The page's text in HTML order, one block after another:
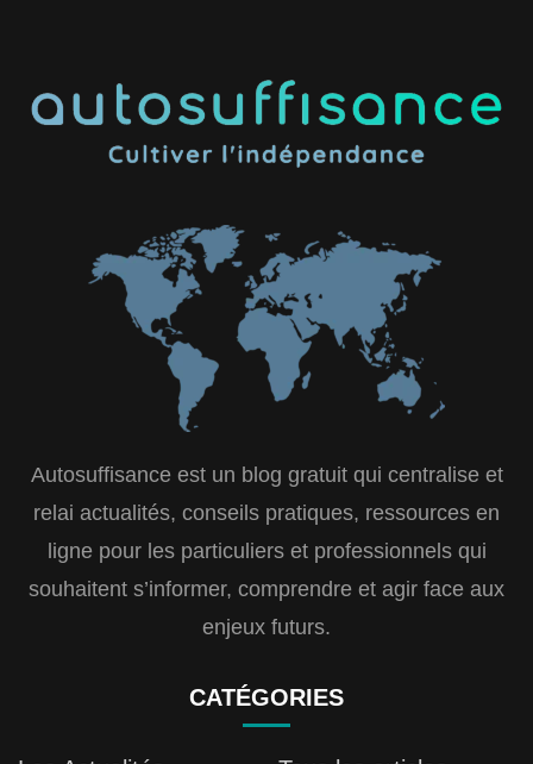
Autosuffisance est un blog gratuit qui centralise et
relai actualités, conseils pratiques, ressources en
ligne pour les particuliers et professionnels qui
souhaitent s’informer, comprendre et agir face aux
enjeux futurs.
CATÉGORIES